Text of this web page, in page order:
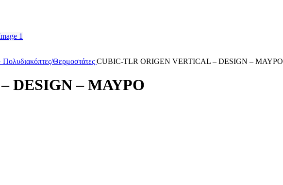
Πολυδιακόπτες/Θερμοστάτες CUBIC-TLR ORIGEN VERTICAL – DESIGN – ΜΑΥΡΟ
DESIGN – ΜΑΥΡΟ